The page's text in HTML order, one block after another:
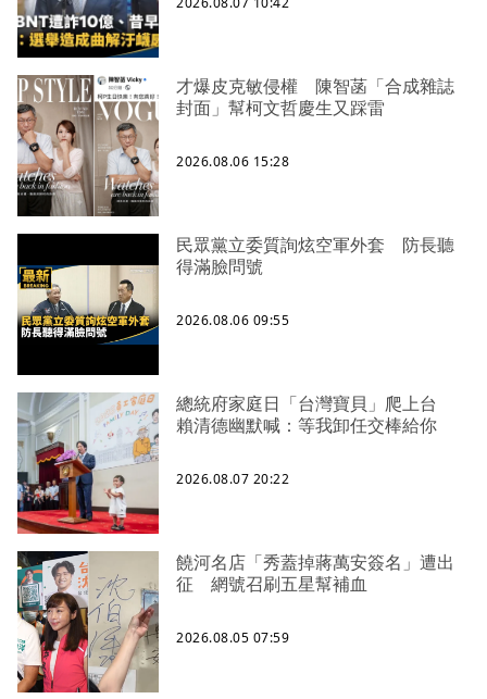
才爆皮克敏侵權 陳智菡「合成雜誌
封面」幫柯文哲慶生又踩雷
2026.08.06 15:28
民眾黨立委質詢炫空軍外套 防長聽
得滿臉問號
2026.08.06 09:55
總統府家庭日「台灣寶貝」爬上台
賴清德幽默喊：等我卸任交棒給你
2026.08.07 20:22
饒河名店「秀蓋掉蔣萬安簽名」遭出
征 網號召刷五星幫補血
2026.08.05 07:59